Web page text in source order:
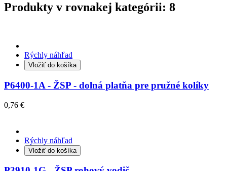
Produkty v rovnakej kategórii: 8
Rýchly náhľad
Vložiť do košíka
P6400-1A - ŽSP - dolná platňa pre pružné kolíky
0,76 €
Rýchly náhľad
Vložiť do košíka